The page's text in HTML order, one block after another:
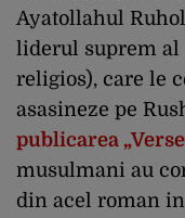
Ayatollahul
liderul suprem al
religios), care le
asasineze pe
publicarea
musulmani au
din acel roman